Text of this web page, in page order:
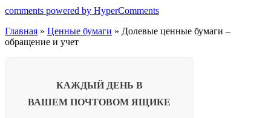
comments powered by HyperComments
Главная » Ценные бумаги » Долевые ценные бумаги –
обращение и учет
КАЖДЫЙ ДЕНЬ В
ВАШЕМ ПОЧТОВОМ ЯЩИКЕ